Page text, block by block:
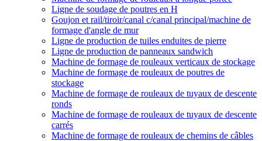
Ligne de soudage de poutres en H
Goujon et rail/tiroir/canal c/canal principal/machine de
formage d'angle de mur
Ligne de production de tuiles enduites de pierre
Ligne de production de panneaux sandwich
Machine de formage de rouleaux verticaux de stockage
Machine de formage de rouleaux de poutres de
stockage
Machine de formage de rouleaux de tuyaux de descente
ronds
Machine de formage de rouleaux de tuyaux de descente
carrés
Machine de formage de rouleaux de chemins de câbles